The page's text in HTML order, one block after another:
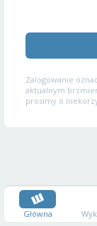
Zalogowanie
aktualnym
prosimy o
Główna